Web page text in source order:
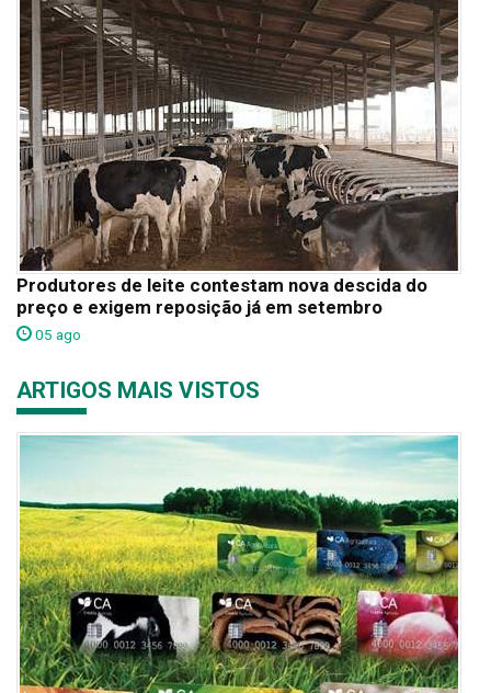
Produtores de leite contestam nova descida do
preço e exigem reposição já em setembro
05 ago
ARTIGOS MAIS VISTOS